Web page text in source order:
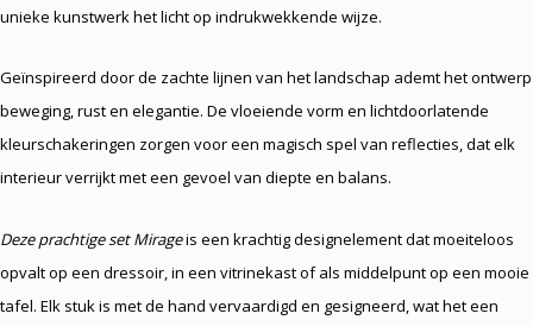
unieke kunstwerk het licht op indrukwekkende wijze.
Geïnspireerd door de zachte lijnen van het landschap ademt het ontwerp
beweging, rust en elegantie. De vloeiende vorm en lichtdoorlatende
kleurschakeringen zorgen voor een magisch spel van reflecties, dat elk
interieur verrijkt met een gevoel van diepte en balans.
Deze prachtige set Mirageis een krachtig designelement dat moeiteloos
opvalt op een dressoir, in een vitrinekast of als middelpunt op een mooie
tafel. Elk stuk is met de hand vervaardigd en gesigneerd, wat het een